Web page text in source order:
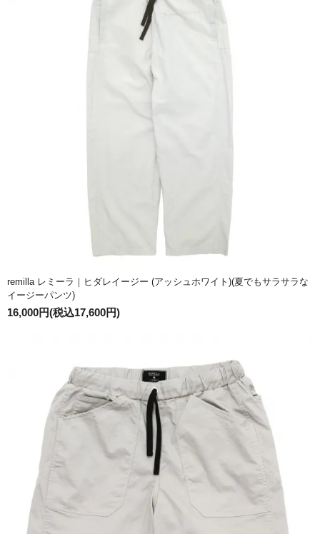
remilla レミーラ｜ヒダレイージー (アッシュホワイト)(夏でもサラサラな
イージーパンツ)
16,000円(税込17,600円)